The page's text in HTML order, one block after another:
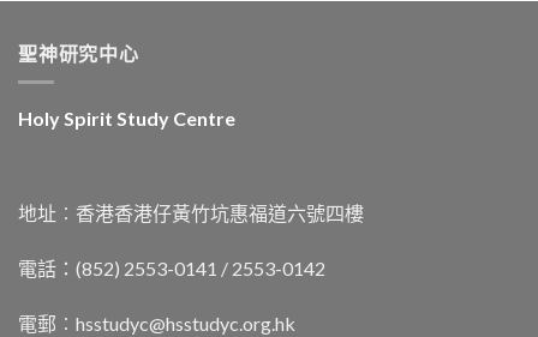
聖神研究中心
Holy Spirit Study Centre
地址︰香港香港仔黃竹坑惠福道六號四樓
電話：(852) 2553-0141 / 2553-0142
電郵︰ hsstudyc@hsstudyc.org.hk